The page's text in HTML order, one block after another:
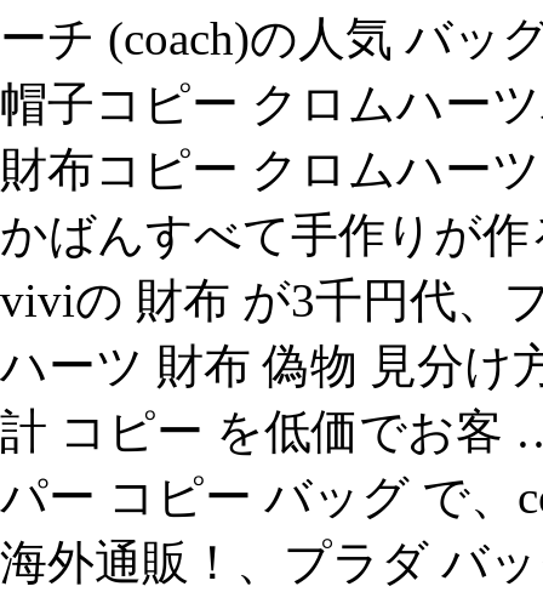
ーチ (coach)の人気 バッ
帽子コピー クロムハー
財布コピー クロムハー
かばんすべて手作りが作
viviの 財布 が3千円代、
ハーツ 財布 偽物 見分け
計 コピー を低価でお客
パー コピー バッグ で、
海外通販！、プラダ バ